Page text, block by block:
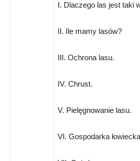
I. Dlaczego las jest taki
II. Ile mamy lasów?
III. Ochrona lasu.
IV. Chrust.
V. Pielęgnowanie lasu.
VI. Gospodarka